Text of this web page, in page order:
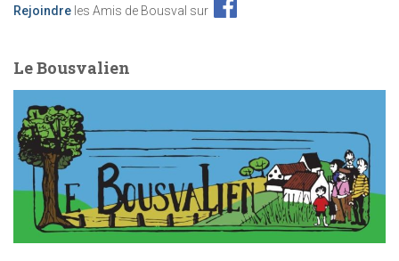
Rejoindre les Amis de Bousval sur
Le Bousvalien